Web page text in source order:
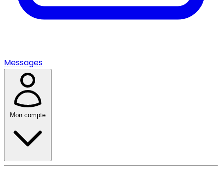
Messages
Mon compte